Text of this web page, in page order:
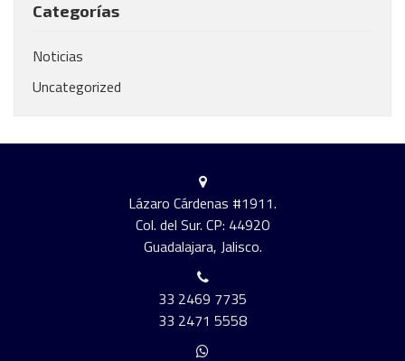
Categorías
Noticias
Uncategorized
Lázaro Cárdenas #1911.
Col. del Sur. CP: 44920
Guadalajara, Jalisco.
33 2469 7735
33 2471 5558